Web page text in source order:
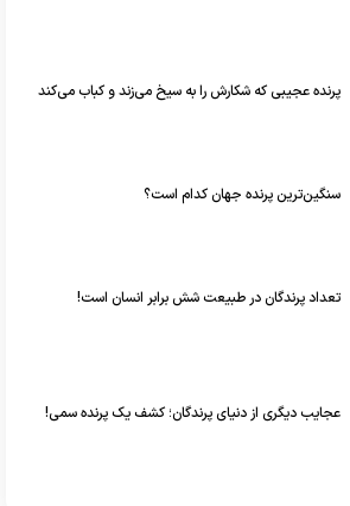
پرنده عجیبی که شکارش را به سیخ می‌زند و کباب می‌کند
سنگین‌ترین پرنده جهان کدام است؟
تعداد پرندگان در طبیعت شش برابر انسان است!
عجایب دیگری از دنیای پرندگان؛ کشف یک پرنده سمی!